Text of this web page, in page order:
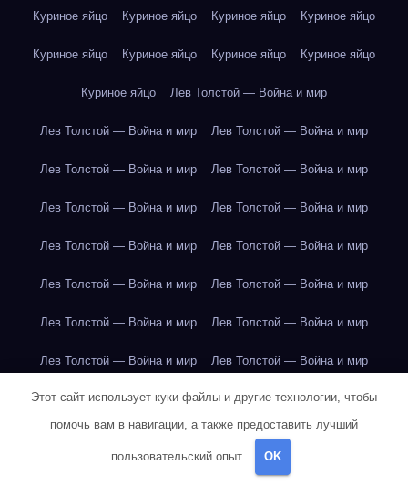
Куриное яйцо Куриное яйцо Куриное яйцо Куриное яйцо
Куриное яйцо Куриное яйцо Куриное яйцо Куриное яйцо
Куриное яйцо Лев Толстой — Война и мир
Лев Толстой — Война и мир Лев Толстой — Война и мир
Лев Толстой — Война и мир Лев Толстой — Война и мир
Лев Толстой — Война и мир Лев Толстой — Война и мир
Лев Толстой — Война и мир Лев Толстой — Война и мир
Лев Толстой — Война и мир Лев Толстой — Война и мир
Лев Толстой — Война и мир Лев Толстой — Война и мир
Лев Толстой — Война и мир Лев Толстой — Война и мир
Лондон Лондон Лондон Лондон Лондон Лондон
Лондон
Лондон Лос-Анджелес
Этот сайт использует куки-файлы и другие технологии, чтобы
помочь вам в навигации, а также предоставить лучший
пользовательский опыт. OK